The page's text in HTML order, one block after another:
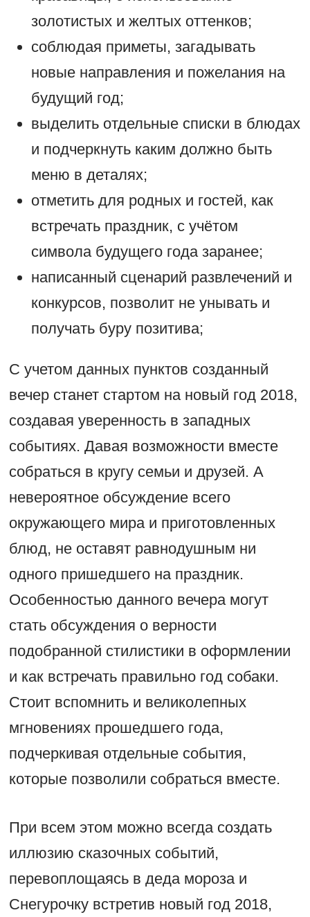
золотистых и желтых оттенков;
соблюдая приметы, загадывать
новые направления и пожелания на
будущий год;
выделить отдельные списки в блюдах
и подчеркнуть каким должно быть
меню в деталях;
отметить для родных и гостей, как
встречать праздник, с учётом
символа будущего года заранее;
написанный сценарий развлечений и
конкурсов, позволит не унывать и
получать буру позитива;
С учетом данных пунктов созданный
вечер станет стартом на новый год 2018,
создавая уверенность в западных
событиях. Давая возможности вместе
собраться в кругу семьи и друзей. А
невероятное обсуждение всего
окружающего мира и приготовленных
блюд, не оставят равнодушным ни
одного пришедшего на праздник.
Особенностью данного вечера могут
стать обсуждения о верности
подобранной стилистики в оформлении
и как встречать правильно год собаки.
Стоит вспомнить и великолепных
мгновениях прошедшего года,
подчеркивая отдельные события,
которые позволили собраться вместе.
При всем этом можно всегда создать
иллюзию сказочных событий,
перевоплощаясь в деда мороза и
Снегурочку встретив новый год 2018,